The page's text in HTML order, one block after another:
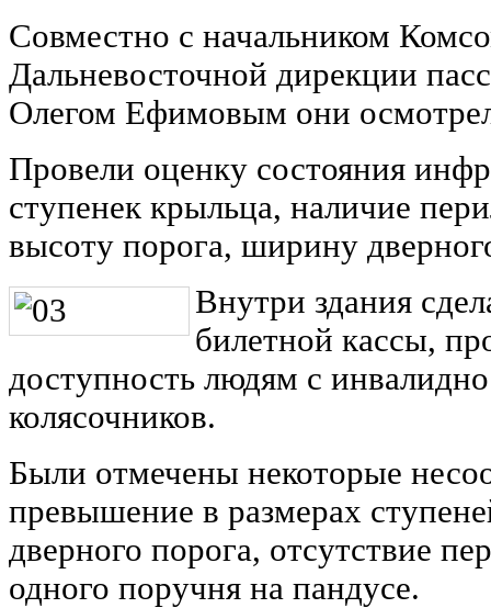
Совместно с начальником
Дальневосточной дирекции
Олегом Ефимовым они
Провели оценку состояния
ступенек крыльца, наличие
высоту порога, ширину
Внутри здания
билетной кассы,
доступность людям с
колясочников.
Были отмечены некоторые
превышение в размерах
дверного порога, отсутствие
одного поручня на пандусе.